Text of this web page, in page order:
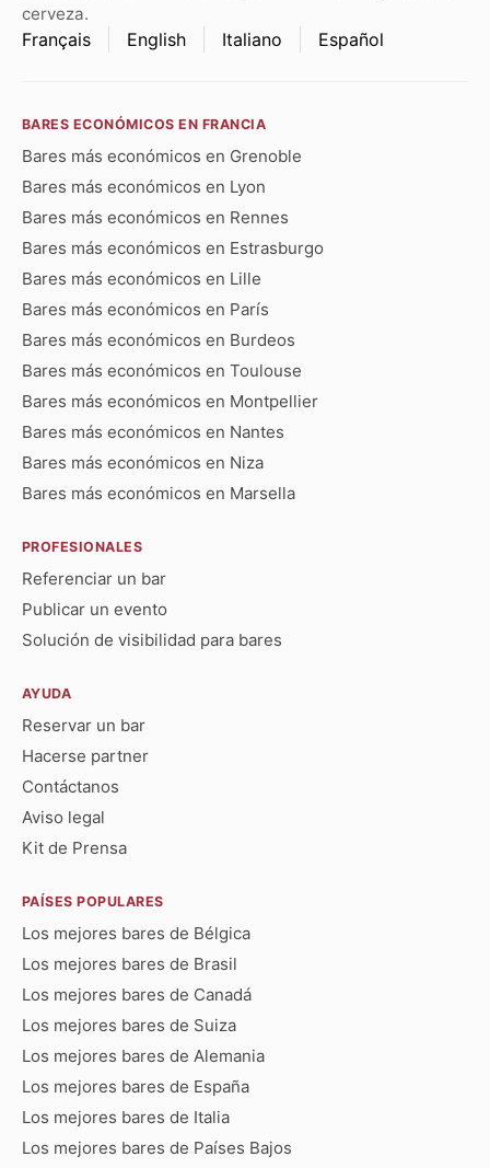
cerveza.
Français English Italiano Español
BARES ECONÓMICOS EN FRANCIA
Bares más económicos en Grenoble
Bares más económicos en Lyon
Bares más económicos en Rennes
Bares más económicos en Estrasburgo
Bares más económicos en Lille
Bares más económicos en París
Bares más económicos en Burdeos
Bares más económicos en Toulouse
Bares más económicos en Montpellier
Bares más económicos en Nantes
Bares más económicos en Niza
Bares más económicos en Marsella
PROFESIONALES
Referenciar un bar
Publicar un evento
Solución de visibilidad para bares
AYUDA
Reservar un bar
Hacerse partner
Contáctanos
Aviso legal
Kit de Prensa
PAÍSES POPULARES
Los mejores bares de Bélgica
Los mejores bares de Brasil
Los mejores bares de Canadá
Los mejores bares de Suiza
Los mejores bares de Alemania
Los mejores bares de España
Los mejores bares de Italia
Los mejores bares de Países Bajos